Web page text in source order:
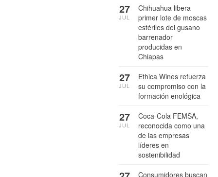
Chihuahua libera
primer lote de moscas
estériles del gusano
barrenador
producidas en
Chiapas
27
JUL
Ethica Wines refuerza
su compromiso con la
formación enológica
27
JUL
Coca-Cola FEMSA,
reconocida como una
de las empresas
líderes en
sostenibilidad
27
JUL
Consumidores buscan